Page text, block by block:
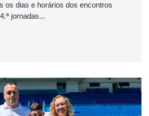
os dias e horários dos encontros
jornadas...